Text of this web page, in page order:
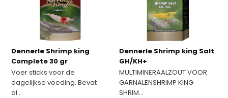
Dennerle Shrimp king
Complete 30 gr
Voer sticks voor de
dagelijkse voeding. Bevat
al...
Dennerle Shrimp king Salt
GH/KH+
MULTIMINERAALZOUT VOOR
GARNALENSHRIMP KING
SHRIM...